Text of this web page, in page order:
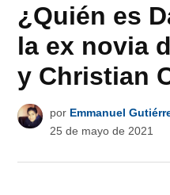
¿Quién es
la ex novia
y Christian
por Emmanuel
25 de mayo de 2021